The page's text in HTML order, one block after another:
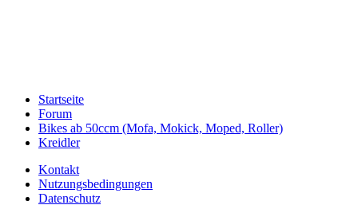
Startseite
Forum
Bikes ab 50ccm (Mofa, Mokick, Moped, Roller)
Kreidler
Kontakt
Nutzungsbedingungen
Datenschutz